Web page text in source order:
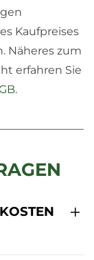
Kaufpreises
Näheres zum
erfahren Sie
.